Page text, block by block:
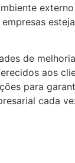
de
aos
para
cada